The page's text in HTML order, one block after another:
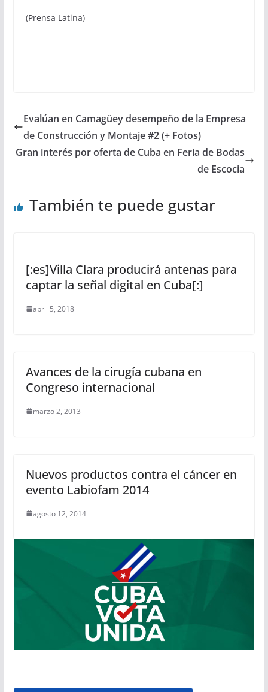
(Prensa Latina)
Evalúan en Camagüey desempeño de la Empresa
de Construcción y Montaje #2 (+ Fotos)
Gran interés por oferta de Cuba en Feria de Bodas
de Escocia
También te puede gustar
[:es]Villa Clara producirá antenas para
captar la señal digital en Cuba[:]
abril 5, 2018
Avances de la cirugía cubana en
Congreso internacional
marzo 2, 2013
Nuevos productos contra el cáncer en
evento Labiofam 2014
agosto 12, 2014